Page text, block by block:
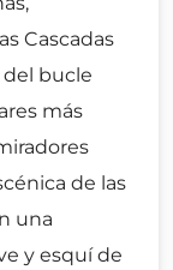
Cascadas
del bucle
más
de las
una
y esquí de